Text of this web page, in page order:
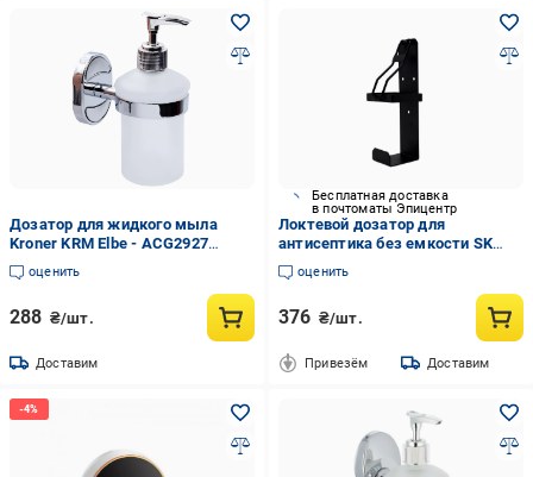
Дозатор для жидкого мыла
Kroner KRM Elbe - ACG2927
настенный стекло Хром/белый
(SVR-CV022899)
оценить
288 ₴/шт.
Доставим
Бесплатная доставка
в почтоматы Эпицентр
Локтевой дозатор для
антисептика без емкости SK
EDW1К матовый 1 л Черный
оценить
376 ₴/шт.
Привезём Доставим